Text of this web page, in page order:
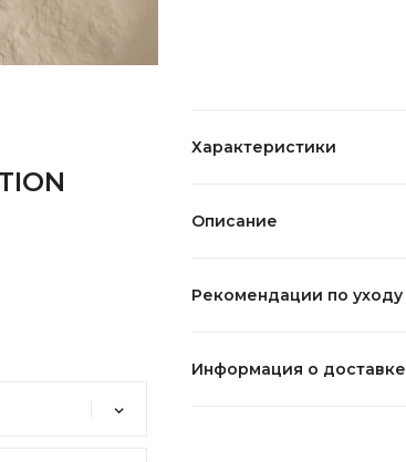
Характеристики
Описание
Рекомендации по уходу
Информация о доставке